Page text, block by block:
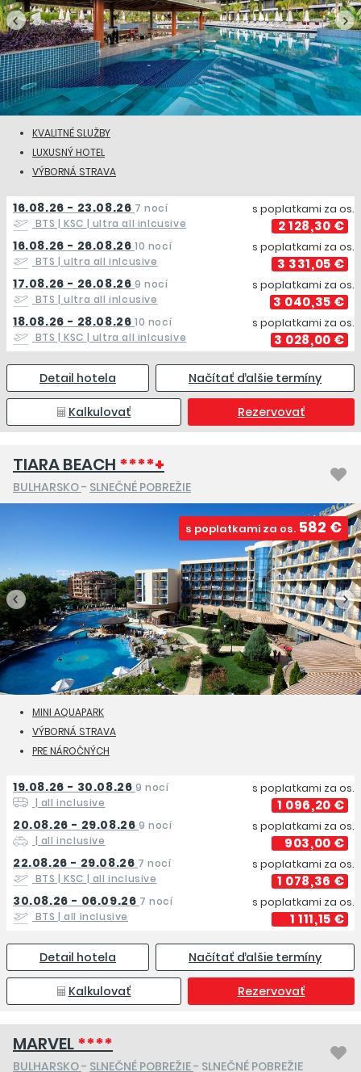
KVALITNÉ SLUŽBY
LUXUSNÝ HOTEL
VÝBORNÁ STRAVA
16.08.26 - 23.08.26 7 nocí
BTS | KSC | ultra all inlcusive
s poplatkami za os.
2 128,30 €
16.08.26 - 26.08.26 10 nocí
BTS| ultra all inlcusive
s poplatkami za os.
3 331,05 €
17.08.26 - 26.08.26 9 nocí
BTS| ultra all inlcusive
s poplatkami za os.
3 040,35 €
18.08.26 - 28.08.26 10 nocí
BTS | KSC | ultra all inlcusive
s poplatkami za os.
3 028,00 €
Detail hotela Načítať ďalšie termíny
Kalkulovať Rezervovať
TIARA BEACH ****+
BULHARSKO- SLNEČNÉ POBREŽIE
s poplatkami za os. 582 €
MINI AQUAPARK
VÝBORNÁ STRAVA
PRE NÁROČNÝCH
19.08.26 - 30.08.26 9 nocí
| all inclusive
s poplatkami za os.
1 096,20 €
20.08.26 - 29.08.26 9 nocí
| all inclusive
s poplatkami za os.
903,00 €
22.08.26 - 29.08.26 7 nocí
BTS | KSC | all inclusive
s poplatkami za os.
1 078,36 €
30.08.26 - 06.09.26 7 nocí
BTS| all inclusive
s poplatkami za os.
1 111,15 €
Detail hotela Načítať ďalšie termíny
Kalkulovať Rezervovať
MARVEL****
BULHARSKO- SLNEČNÉ POBREŽIE- SLNEČNÉ POBREŽIE